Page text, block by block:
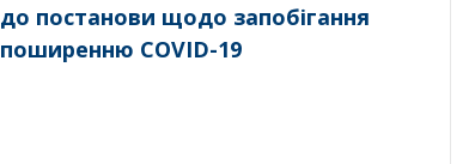
до постанови щодо запобігання
поширенню COVID-19